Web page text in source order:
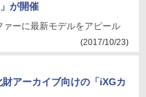
が開催
ーに最新モデルをアピール
(2017/10/23)
アーカイブ向けの「iXGカ